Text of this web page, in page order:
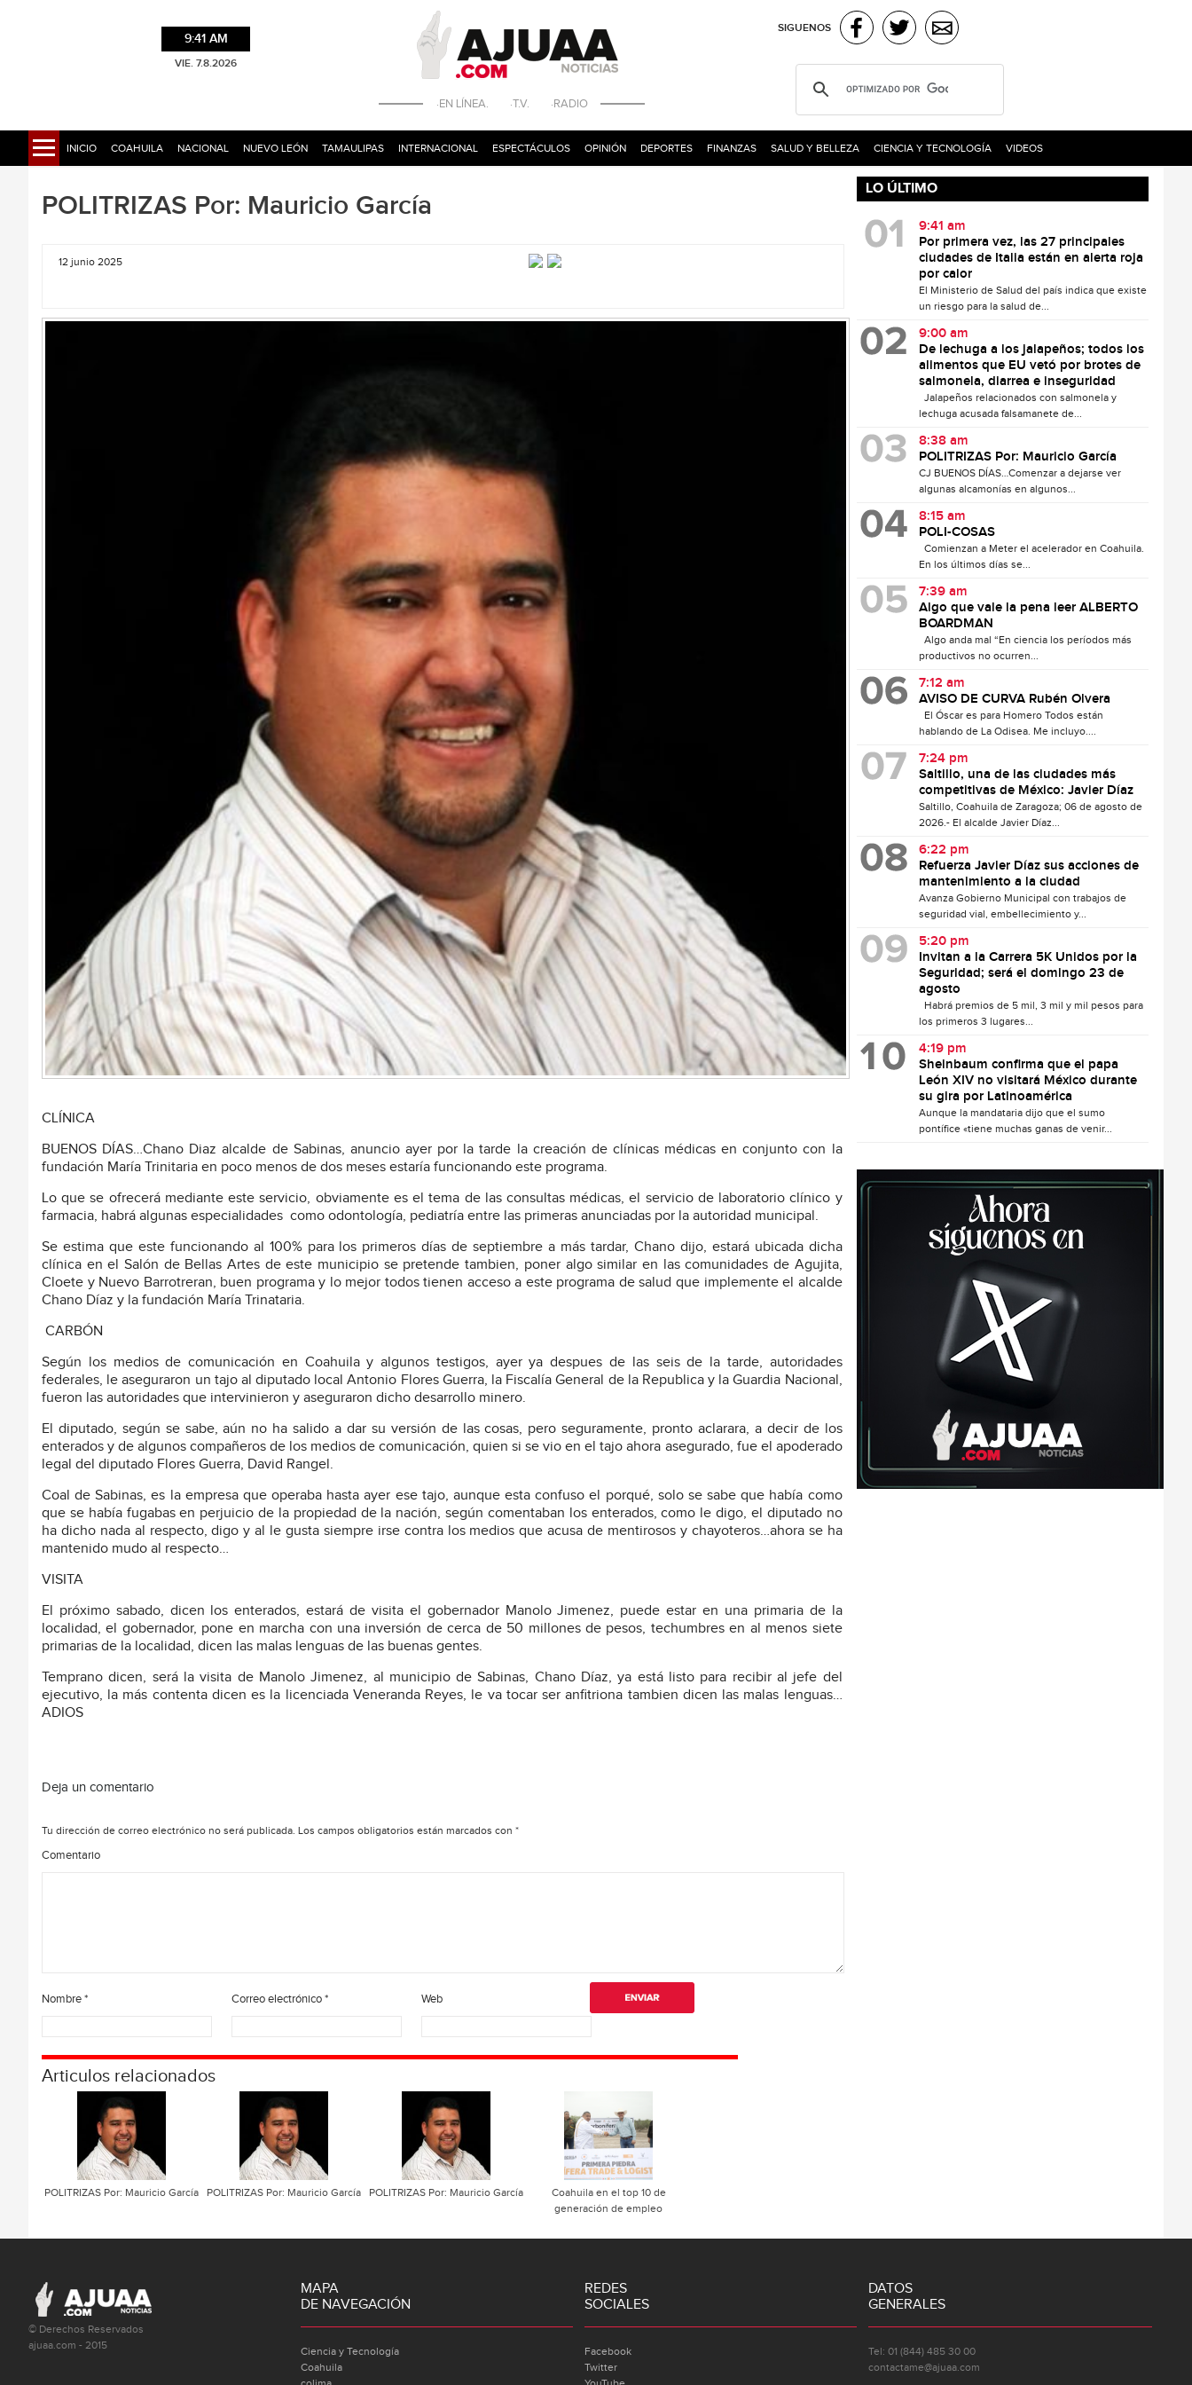
9:41 AM
VIE. 7.8.2026
·EN LÍNEA. ·T.V. ·RADIO
SIGUENOS
INICIO COAHUILA NACIONAL NUEVO LEÓN TAMAULIPAS INTERNACIONAL ESPECTÁCULOS OPINIÓN DEPORTES FINANZAS SALUD Y BELLEZA CIENCIA Y TECNOLOGÍA VIDEOS
POLITRIZAS Por: Mauricio García
12 junio 2025
CLÍNICA
BUENOS DÍAS…Chano Diaz alcalde de Sabinas, anuncio ayer por la tarde la creación de clínicas médicas en conjunto con la
fundación María Trinitaria en poco menos de dos meses estaría funcionando este programa.
Lo que se ofrecerá mediante este servicio, obviamente es el tema de las consultas médicas, el servicio de laboratorio clínico y
farmacia, habrá algunas especialidades como odontología, pediatría entre las primeras anunciadas por la autoridad municipal.
Se estima que este funcionando al 100% para los primeros días de septiembre a más tardar, Chano dijo, estará ubicada dicha
clínica en el Salón de Bellas Artes de este municipio se pretende tambien, poner algo similar en las comunidades de Agujita,
Cloete y Nuevo Barrotreran, buen programa y lo mejor todos tienen acceso a este programa de salud que implemente el alcalde
Chano Díaz y la fundación María Trinataria.
CARBÓN
Según los medios de comunicación en Coahuila y algunos testigos, ayer ya despues de las seis de la tarde, autoridades
federales, le aseguraron un tajo al diputado local Antonio Flores Guerra, la Fiscalía General de la Republica y la Guardia Nacional,
fueron las autoridades que intervinieron y aseguraron dicho desarrollo minero.
El diputado, según se sabe, aún no ha salido a dar su versión de las cosas, pero seguramente, pronto aclarara, a decir de los
enterados y de algunos compañeros de los medios de comunicación, quien si se vio en el tajo ahora asegurado, fue el apoderado
legal del diputado Flores Guerra, David Rangel.
Coal de Sabinas, es la empresa que operaba hasta ayer ese tajo, aunque esta confuso el porqué, solo se sabe que había como
que se había fugabas en perjuicio de la propiedad de la nación, según comentaban los enterados, como le digo, el diputado no
ha dicho nada al respecto, digo y al le gusta siempre irse contra los medios que acusa de mentirosos y chayoteros…ahora se ha
mantenido mudo al respecto…
VISITA
El próximo sabado, dicen los enterados, estará de visita el gobernador Manolo Jimenez, puede estar en una primaria de la
localidad, el gobernador, pone en marcha con una inversión de cerca de 50 millones de pesos, techumbres en al menos siete
primarias de la localidad, dicen las malas lenguas de las buenas gentes.
Temprano dicen, será la visita de Manolo Jimenez, al municipio de Sabinas, Chano Díaz, ya está listo para recibir al jefe del
ejecutivo, la más contenta dicen es la licenciada Veneranda Reyes, le va tocar ser anfitriona tambien dicen las malas lenguas…
ADIOS
Deja un comentario
Tu dirección de correo electrónico no será publicada. Los campos obligatorios están marcados con *
Comentario
Nombre* Correo electrónico* Web
Articulos relacionados
POLITRIZAS Por: Mauricio García POLITRIZAS Por: Mauricio García POLITRIZAS Por: Mauricio García
Coahuila en el top 10 de
generación de empleo
LO ÚLTIMO
9:41 am
Por primera vez, las 27 principales
ciudades de Italia están en alerta roja
por calor
El Ministerio de Salud del país indica que existe
un riesgo para la salud de...
9:00 am
De lechuga a los jalapeños; todos los
alimentos que EU vetó por brotes de
salmonela, diarrea e inseguridad
Jalapeños relacionados con salmonela y
lechuga acusada falsamanete de...
8:38 am
POLITRIZAS Por: Mauricio García
CJ BUENOS DÍAS…Comenzar a dejarse ver
algunas alcamonías en algunos...
8:15 am
POLI-COSAS
Comienzan a Meter el acelerador en Coahuila.
En los últimos días se...
7:39 am
Algo que vale la pena leer ALBERTO
BOARDMAN
Algo anda mal “En ciencia los períodos más
productivos no ocurren...
7:12 am
AVISO DE CURVA Rubén Olvera
El Óscar es para Homero Todos están
hablando de La Odisea. Me incluyo....
7:24 pm
Saltillo, una de las ciudades más
competitivas de México: Javier Díaz
Saltillo, Coahuila de Zaragoza; 06 de agosto de
2026.- El alcalde Javier Díaz...
6:22 pm
Refuerza Javier Díaz sus acciones de
mantenimiento a la ciudad
Avanza Gobierno Municipal con trabajos de
seguridad vial, embellecimiento y...
5:20 pm
Invitan a la Carrera 5K Unidos por la
Seguridad; será el domingo 23 de
agosto
Habrá premios de 5 mil, 3 mil y mil pesos para
los primeros 3 lugares...
4:19 pm
Sheinbaum confirma que el papa
León XIV no visitará México durante
su gira por Latinoamérica
Aunque la mandataria dijo que el sumo
pontífice «tiene muchas ganas de venir...
© Derechos Reservados
ajuaa.com - 2015
MAPA
DE NAVEGACIÓN
Ciencia y Tecnología
Coahuila
REDES
SOCIALES
Facebook
Twitter
DATOS
GENERALES
Tel: 01 (844) 485 30 00
contactame@ajuaa.com